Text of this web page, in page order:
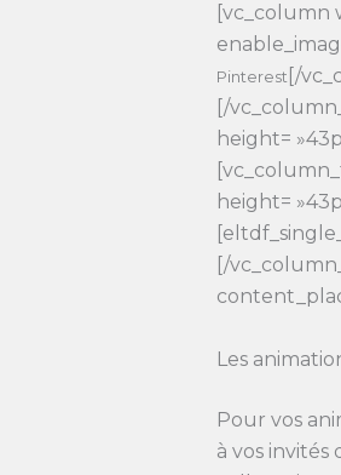
[vc_column
Pinterest [/
[/
height=
height=
[/
Les
Pour vos
à vos